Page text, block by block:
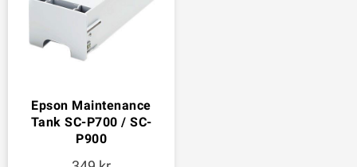
Epson Maintenance
Tank SC-P700 / SC-
P900